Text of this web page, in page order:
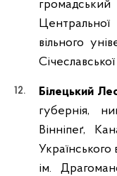
вільного
Білецький
губернія,
Вінніпеґ,
Українського
ім.